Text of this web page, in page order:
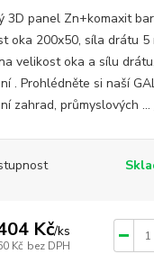
3D panel Zn+komaxit
oka 200x50, síla drátu 5
velikost oka a sílu
. Prohlédněte si naší
zahrad, průmyslových ...
Kč/ks
Kč bez DPH